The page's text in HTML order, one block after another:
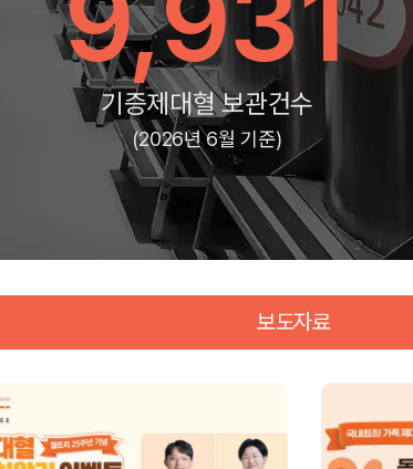
기증제대혈 보관건수
(2026년 6월 기준)
보도자료